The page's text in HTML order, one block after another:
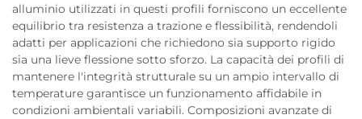
alluminio utilizzati in questi profili forniscono un eccellente
equilibrio tra resistenza a trazione e flessibilità, rendendoli
adatti per applicazioni che richiedono sia supporto rigido
sia una lieve flessione sotto sforzo. La capacità dei profili di
mantenere l'integrità strutturale su un ampio intervallo di
temperature garantisce un funzionamento affidabile in
condizioni ambientali variabili. Composizioni avanzate di